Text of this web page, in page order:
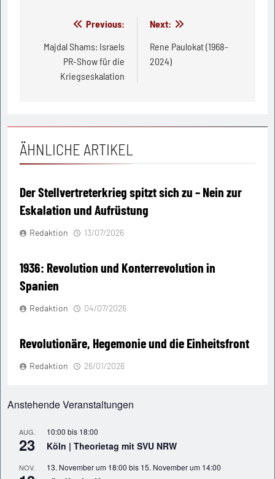
Beitragsnavigation
Previous:
Majdal Shams: Israels
PR-Show für die
Kriegseskalation
Next:
Rene Paulokat (1968-
2024)
ÄHNLICHE ARTIKEL
Der Stellvertreterkrieg spitzt sich zu – Nein zur
Eskalation und Aufrüstung
Redaktion 13/07/2026
1936: Revolution und Konterrevolution in
Spanien
Redaktion 04/07/2026
Revolutionäre, Hegemonie und die Einheitsfront
Redaktion 26/01/2026
Anstehende Veranstaltungen
AUG.
23
10:00 bis 18:00
Köln | Theorietag mit SVU NRW
NOV. 13. November um 18:00 bis 15. November um 14:00